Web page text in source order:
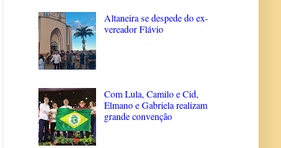
Altaneira se despede do ex-
vereador Flávio
Com Lula, Camilo e Cid,
Elmano e Gabriela realizam
grande convenção